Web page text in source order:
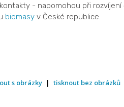
- napomohou při rozvíjení
biomasyv České republice.
s obrázky | tisknout bez obrázků